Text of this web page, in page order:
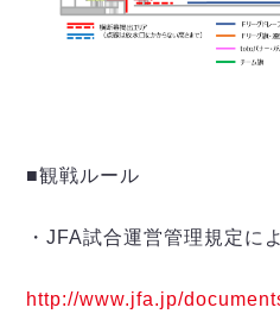
■観戦ルール
・JFA試合運営管理規定に
http://www.jfa.jp/